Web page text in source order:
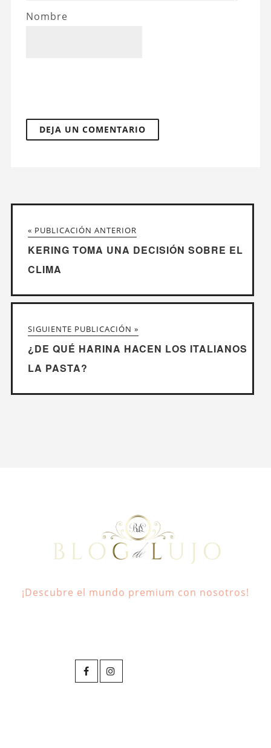
Nombre
« PUBLICACIÓN ANTERIOR
KERING TOMA UNA DECISIÓN SOBRE EL
CLIMA
SIGUIENTE PUBLICACIÓN »
¿DE QUÉ HARINA HACEN LOS ITALIANOS
LA PASTA?
¡Descubre el mundo premium con nosotros!